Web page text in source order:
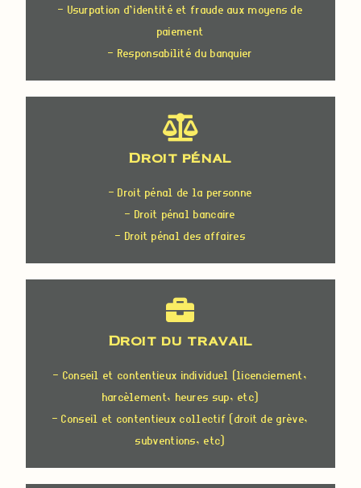
- Usurpation d’identité et fraude aux moyens de
paiement
- Responsabilité du banquier
Droit pénal
- Droit pénal de la personne
- Droit pénal bancaire
- Droit pénal des affaires
Droit du travail
- Conseil et contentieux individuel (licenciement,
harcèlement, heures sup, etc)
- Conseil et contentieux collectif (droit de grève,
subventions, etc)